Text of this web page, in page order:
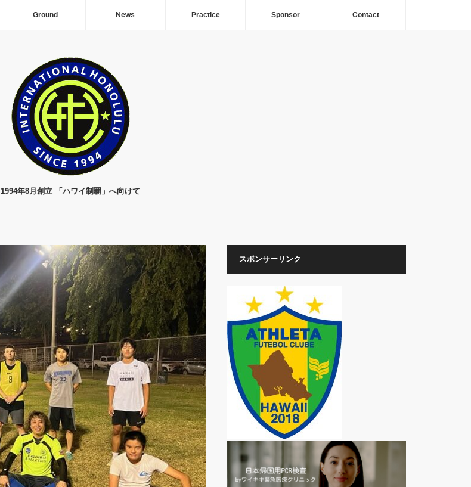
Ground News Practice Sponsor Contact
1994年8月創立 「ハワイ制覇」へ向けて
スポンサーリンク